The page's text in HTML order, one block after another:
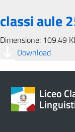
classi aule
Dimensione: 109.49
Download
Liceo